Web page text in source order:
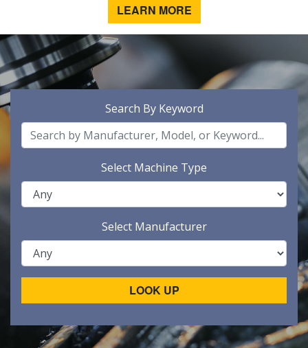
LEARN MORE
Search By Keyword
Select Machine Type
Select Manufacturer
LOOK UP